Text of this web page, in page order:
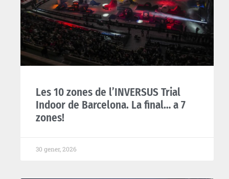
Les 10 zones de l’INVERSUS Trial
Indoor de Barcelona. La final… a 7
zones!
30 gener, 2026